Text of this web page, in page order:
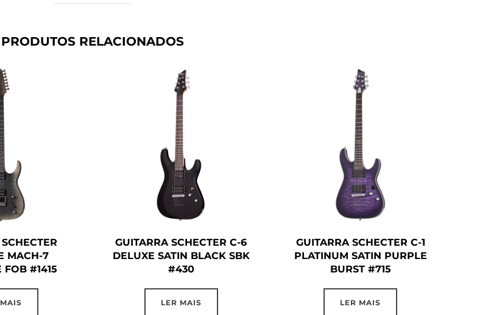
PRODUTOS RELACIONADOS
MACH-7
FOB #1415
GUITARRA SCHECTER C-6
DELUXE SATIN BLACK SBK
#430
LER MAIS
GUITARRA SCHECTER C-1
PLATINUM SATIN PURPLE
BURST #715
LER MAIS